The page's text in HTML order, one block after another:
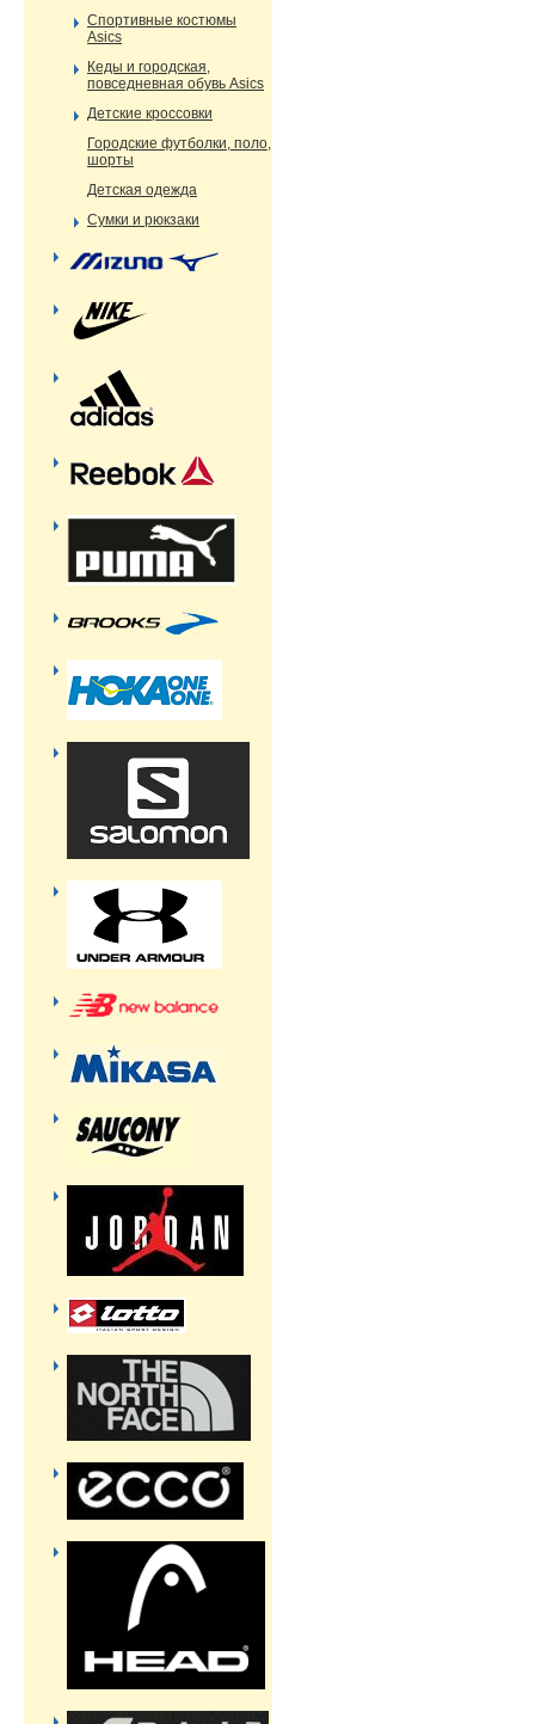
Спортивные костюмы
Asics
Кеды и городская,
повседневная обувь Asics
Детские кроссовки
Городские футболки, поло,
шорты
Детская одежда
Сумки и рюкзаки